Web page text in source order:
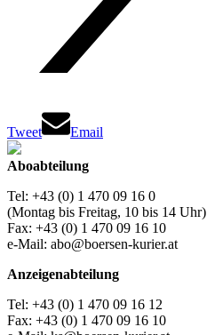
Tweet Email
Aboabteilung
Tel: +43 (0) 1 470 09 16 0
(Montag bis Freitag, 10 bis 14 Uhr)
Fax: +43 (0) 1 470 09 16 10
e-Mail: abo@boersen-kurier.at
Anzeigenabteilung
Tel: +43 (0) 1 470 09 16 12
Fax: +43 (0) 1 470 09 16 10